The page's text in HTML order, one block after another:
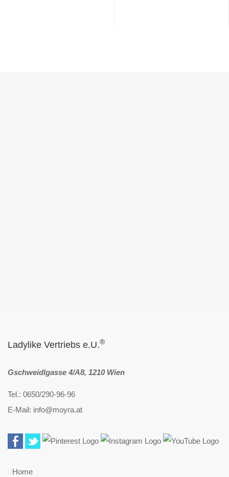
Ladylike Vertriebs e.U.®
Gschweidlgasse 4/A8, 1210 Wien
Tel.: 0650/290-96-96
E-Mail: info@moyra.at
Home